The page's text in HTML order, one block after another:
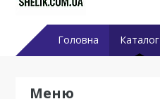
Головна Каталог